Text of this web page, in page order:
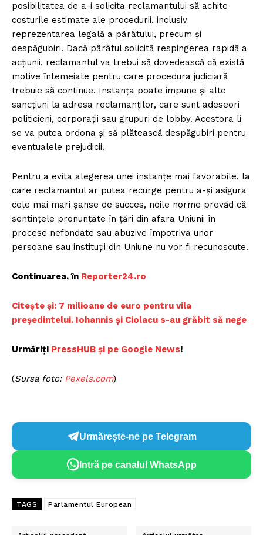
posibilitatea de a-i solicita reclamantului să achite
costurile estimate ale procedurii, inclusiv
reprezentarea legală a pârâtului, precum și
despăgubiri. Dacă pârâtul solicită respingerea rapidă a
acțiunii, reclamantul va trebui să dovedească că există
motive întemeiate pentru care procedura judiciară
trebuie să continue. Instanța poate impune și alte
sancțiuni la adresa reclamanților, care sunt adeseori
politicieni, corporații sau grupuri de lobby. Acestora li
se va putea ordona și să plătească despăgubiri pentru
eventualele prejudicii.
Pentru a evita alegerea unei instanțe mai favorabile, la
care reclamantul ar putea recurge pentru a-și asigura
cele mai mari șanse de succes, noile norme prevăd că
sentințele pronunțate în țări din afara Uniunii în
procese nefondate sau abuzive împotriva unor
persoane sau instituții din Uniune nu vor fi recunoscute.
Continuarea, în Reporter24.ro
Citește și: 7 milioane de euro pentru vila
președintelui. Iohannis și Ciolacu s-au grăbit să nege
Urmăriți PressHUB și pe Google News!
(Sursa foto: Pexels.com)
Urmărește-ne pe Telegram
Intră pe canalul WhatsApp
TAGS Parlamentul European